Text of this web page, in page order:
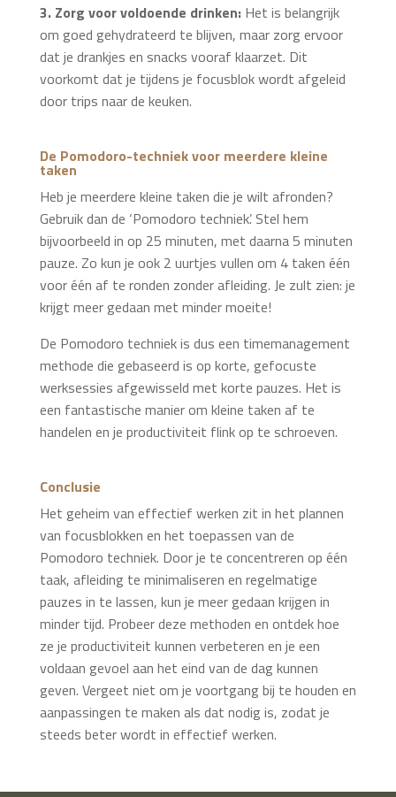
3. Zorg voor voldoende drinken:Het is belangrijk
om goed gehydrateerd te blijven, maar zorg ervoor
dat je drankjes en snacks vooraf klaarzet. Dit
voorkomt dat je tijdens je focusblok wordt afgeleid
door trips naar de keuken.
De Pomodoro-techniek voor meerdere kleine
taken
Heb je meerdere kleine taken die je wilt afronden?
Gebruik dan de ‘Pomodoro techniek’. Stel hem
bijvoorbeeld in op 25 minuten, met daarna 5 minuten
pauze. Zo kun je ook 2 uurtjes vullen om 4 taken één
voor één af te ronden zonder afleiding. Je zult zien: je
krijgt meer gedaan met minder moeite!
De Pomodoro techniek is dus een timemanagement
methode die gebaseerd is op korte, gefocuste
werksessies afgewisseld met korte pauzes. Het is
een fantastische manier om kleine taken af te
handelen en je productiviteit flink op te schroeven.
Conclusie
Het geheim van effectief werken zit in het plannen
van focusblokken en het toepassen van de
Pomodoro techniek. Door je te concentreren op één
taak, afleiding te minimaliseren en regelmatige
pauzes in te lassen, kun je meer gedaan krijgen in
minder tijd. Probeer deze methoden en ontdek hoe
ze je productiviteit kunnen verbeteren en je een
voldaan gevoel aan het eind van de dag kunnen
geven. Vergeet niet om je voortgang bij te houden en
aanpassingen te maken als dat nodig is, zodat je
steeds beter wordt in effectief werken.